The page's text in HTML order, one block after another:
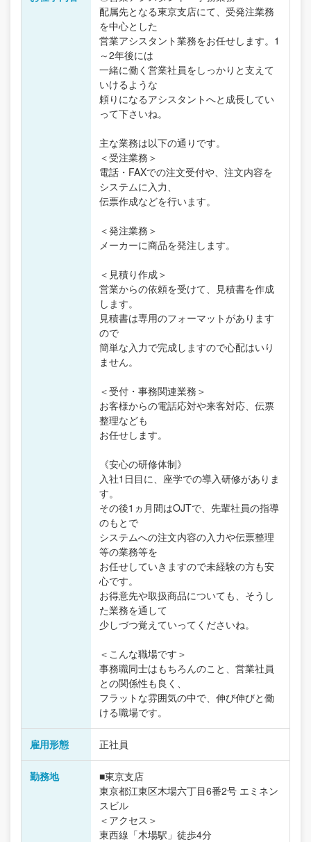
配属先となる東京支店にて、受発注業務
を中心とした
営業アシスタント業務をお任せします。1
～2年後には
一緒に働く営業社員をしっかりと支えて
いけるような
頼りになるアシスタントへと成長してい
って下さいね。
主な業務は以下の通りです。
＜受注業務＞
電話・FAXでの注文受付や、注文内容を
システムに入力、
伝票作成などを行います。
＜発注業務＞
メーカーに商品を発注します。
＜見積り作成＞
営業からの依頼を受けて、見積書を作成
します。
見積書は専用のフォーマットがあります
ので
簡単な入力で完成しますので心配はいり
ません。
＜受付・事務関連業務＞
お客様からの電話応対や来客対応、伝票
整理なども
お任せします。
《安心の研修体制》
入社1日目に、座学での導入研修がありま
す。
その後1ヵ月間はOJTで、先輩社員の指導
のもとで
システムへの注文内容の入力や伝票整理
等の業務等を
お任せしていきますので未経験の方も安
心です。
お得意先や取扱商品についても、そうし
た業務を通して
少しづつ覚えていってくださいね。
＜こんな職場です＞
事務職同士はもちろんのこと、営業社員
との関係性も良く、
フラットな雰囲気の中で、伸び伸びと働
ける職場です。
雇用形態 正社員
勤務地
■東京支店
東京都江東区木場六丁目6番2号 エミネン
スビル
＜アクセス＞
東西線「木場駅」徒歩4分